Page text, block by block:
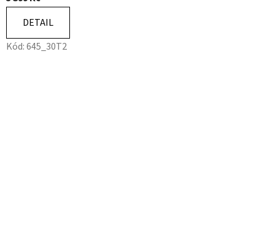
c
DETAIL
Kód:645_30T2